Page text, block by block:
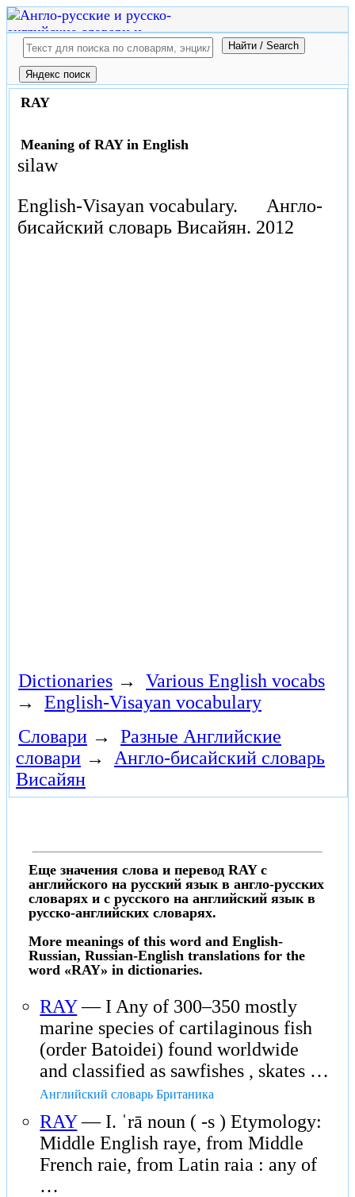
RAY
Meaning of RAY in English
silaw
English-Visayan vocabulary.
Англо-
бисайский словарь Висайян. 2012
Dictionaries →
Various English vocabs
→
English-Visayan vocabulary
Словари →
Разные Английские
словари →
Англо-бисайский словарь
Висайян
Еще значения слова и перевод RAY с
английского на русский язык в англо-русских
словарях и с русского на английский язык в
русско-английских словарях.
More meanings of this word and English-
Russian, Russian-English translations for the
word «RAY» in dictionaries.
RAY— I Any of 300–350 mostly
marine species of cartilaginous fish
(order Batoidei) found worldwide
and classified as sawfishes , skates …
Английский словарь Британика
RAY— I. ˈrā noun ( -s ) Etymology:
Middle English raye, from Middle
French raie, from Latin raia : any of
…